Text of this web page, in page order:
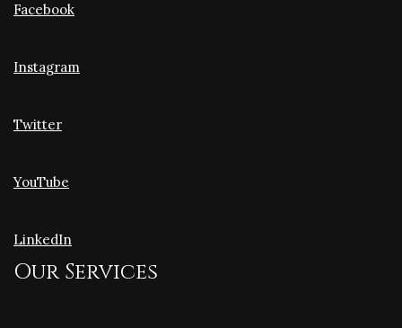
Facebook
Instagram
Twitter
YouTube
LinkedIn
Our Services